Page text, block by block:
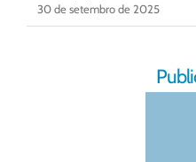
30 de setembro de 2025